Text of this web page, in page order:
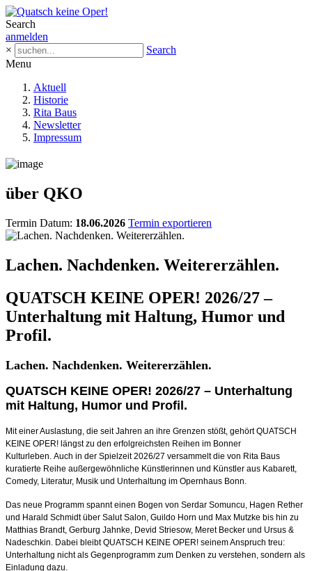
Search
anmelden
×
Search
Menu
Aktuell
Historie
Rita Baus
Newsletter
Impressum
über QKO
Termin Datum: 18.06.2026 Termin exportieren
Lachen. Nachdenken. Weitererzählen.
QUATSCH KEINE OPER! 2026/27 –
Unterhaltung mit Haltung, Humor und
Profil.
Lachen. Nachdenken. Weitererzählen.
QUATSCH KEINE OPER! 2026/27 – Unterhaltung
mit Haltung, Humor und Profil.
Mit einer Auslastung, die seit Jahren an ihre Grenzen stößt, gehört QUATSCH
KEINE OPER! längst zu den erfolgreichsten Reihen im Bonner
Kulturleben. Auch in der Spielzeit 2026/27 versammelt die von Rita Baus
kuratierte Reihe außergewöhnliche Künstlerinnen und Künstler aus Kabarett,
Comedy, Literatur, Musik und Unterhaltung im Opernhaus Bonn.
Das neue Programm spannt einen Bogen von Serdar Somuncu, Hagen Rether
und Harald Schmidt über Salut Salon, Guildo Horn und Max Mutzke bis hin zu
Matthias Brandt, Gerburg Jahnke, Devid Striesow, Meret Becker und Ursus &
Nadeschkin. Dabei bleibt QUATSCH KEINE OPER! seinem Anspruch treu:
Unterhaltung nicht als Gegenprogramm zum Denken zu verstehen, sondern als
Einladung dazu.